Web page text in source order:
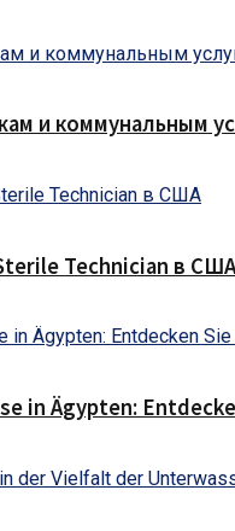
и коммунальным
Technician в США
in Ägypten: